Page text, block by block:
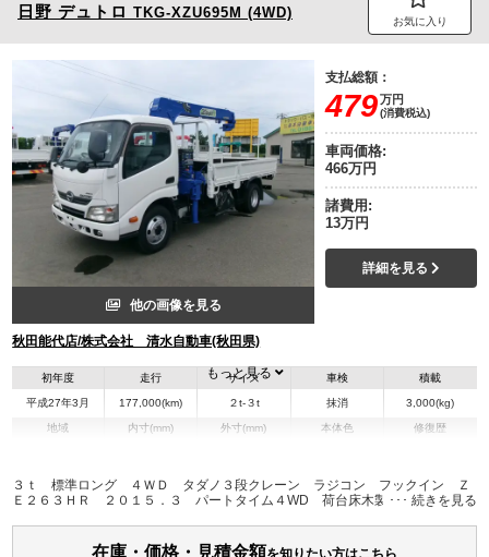
日野 デュトロ TKG-XZU695M (4WD)
お気に入り
他の画像を見る
秋田能代店/株式会社 清水自動車(秋田県)
支払総額：
479万円
(消費税込)
車両価格:
466万円
諸費用:
13万円
詳細を見る
初年度
平成27年3月
走行
177,000(km)
サイズ
２t-３t
車検
抹消
積載
3,000(kg)
地域 内寸(mm)
H:380
外寸(mm)
H:2,700
本体色 修復歴
パワステ パワーウィンドウ ETC
もっと見る
３ｔ 標準ロング ４ＷＤ タダノ３段クレーン ラジコン フックイン Ｚ
Ｅ２６３ＨＲ ２０１５．３ パートタイム４WD 荷台床木製板張り
在庫・価格・見積金額